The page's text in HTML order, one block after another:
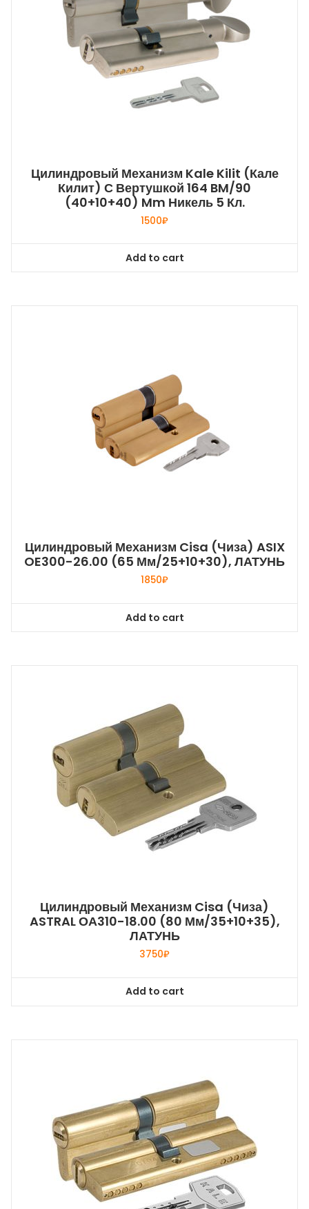
Цилиндровый Механизм Kale Kilit (Кале
Килит) С Вертушкой 164 BM/90
(40+10+40) Mm Никель 5 Кл.
1500₽
Add to cart
Цилиндровый Механизм Cisa (Чиза) ASIX
OE300-26.00 (65 Мм/25+10+30), ЛАТУНЬ
1850₽
Add to cart
Цилиндровый Механизм Cisa (Чиза)
ASTRAL ОА310-18.00 (80 Мм/35+10+35),
ЛАТУНЬ
3750₽
Add to cart